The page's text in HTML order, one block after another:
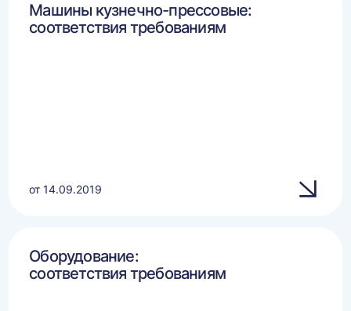
Машины кузнечно-прессовые:
соответствия требованиям
от 14.09.2019
Оборудование:
соответствия требованиям